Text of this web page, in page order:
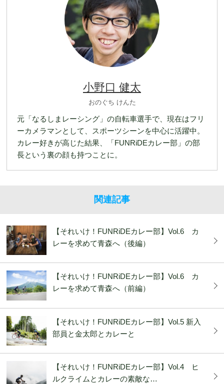
小野口 健太
おのぐち けんた
元「なるしまレーシング」の自転車選手で、現在はフリ
ーカメラマンとして、スポーツシーンを中心に活躍中。
カレー好きが高じた結果、「FUNRiDEカレー部」の部
長という裏の顔も持つことに。
関連記事
【それいけ！FUNRiDEカレー部】Vol.6 カ
レーを求めて青森へ（後編）
【それいけ！FUNRiDEカレー部】Vol.6 カ
レーを求めて青森へ（前編）
【それいけ！FUNRiDEカレー部】Vol.5 新入
部員と金太郎とカレーと
【それいけ！FUNRiDEカレー部】Vol.4 ヒ
ルクライムとカレーの素敵な…